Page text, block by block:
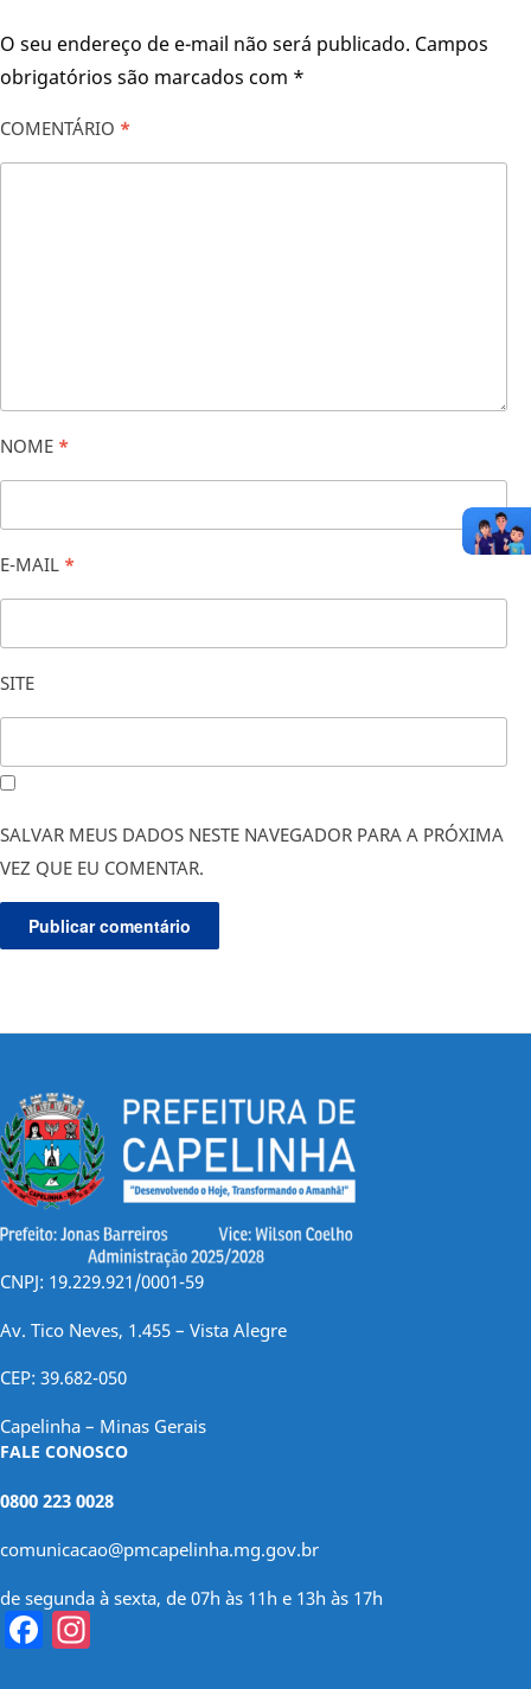
O seu endereço de e-mail não será publicado. Campos
obrigatórios são marcados com *
COMENTÁRIO *
NOME *
E-MAIL *
SITE
SALVAR MEUS DADOS NESTE NAVEGADOR PARA A PRÓXIMA
VEZ QUE EU COMENTAR.
CNPJ: 19.229.921/0001-59
Av. Tico Neves, 1.455 – Vista Alegre
CEP: 39.682-050
Capelinha – Minas Gerais
FALE CONOSCO
0800 223 0028
comunicacao@pmcapelinha.mg.gov.br
de segunda à sexta, de 07h às 11h e 13h às 17h
Facebook